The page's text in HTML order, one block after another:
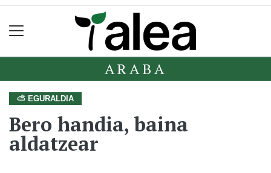
ARABA
⛅ EGURALDIA
Bero handia, baina
aldatzear